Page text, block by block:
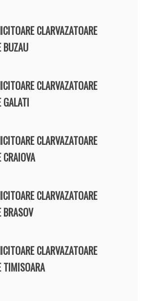
CLARVAZATOARE
BUZAU
CLARVAZATOARE
GALATI
CLARVAZATOARE
CLARVAZATOARE
CLARVAZATOARE
TIMISOARA